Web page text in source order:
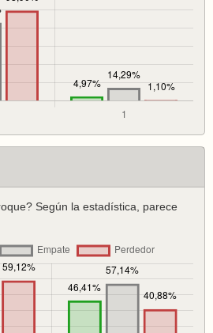
Según la estadística, parece